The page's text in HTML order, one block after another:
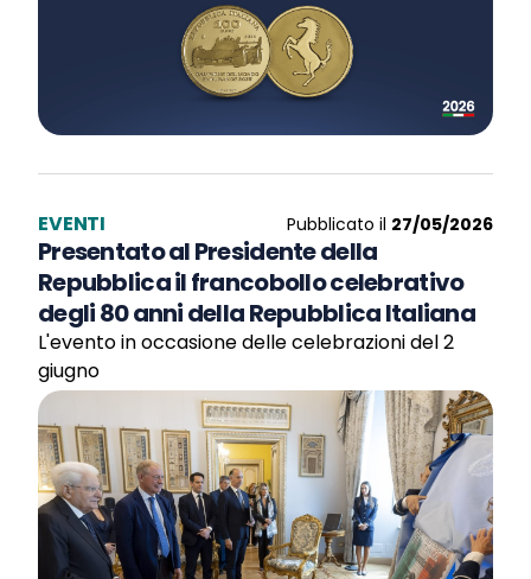
EVENTI Pubblicato il 27/05/2026
Presentato al Presidente della
Repubblica il francobollo celebrativo
degli 80 anni della Repubblica Italiana
L'evento in occasione delle celebrazioni del 2
giugno